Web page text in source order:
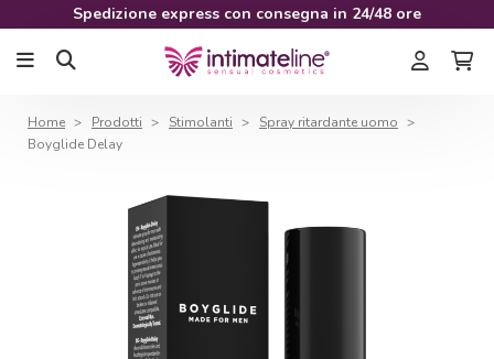
Spedizione express con consegna in 24/48 ore
Home Prodotti Stimolanti
Spray ritardante uomo
Boyglide Delay